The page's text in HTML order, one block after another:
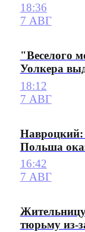
18:36
7 АВГ
"Веселого
Уолкера
18:12
7 АВГ
Навроцкий:
Польша
16:42
7 АВГ
тюрьму из-